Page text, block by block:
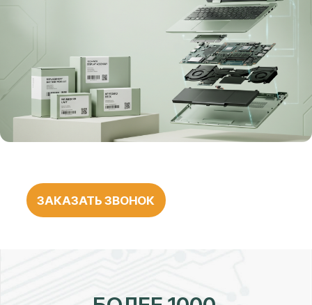
БОЛЕЕ 1000
ПОЛОЖИТЕЛЬНЫХ
ОТЗЫВОВО НАШЕЙ